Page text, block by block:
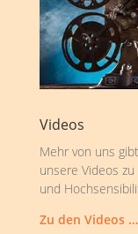
Videos
Mehr von uns
unsere Videos
und
Zu den Videos …